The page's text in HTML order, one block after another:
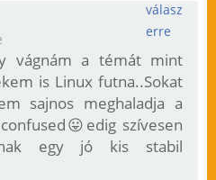
válasz
erre
vágnám a témát mint
is Linux futna..Sokat
sajnos meghaladja a
szívesen
egy jó kis stabil